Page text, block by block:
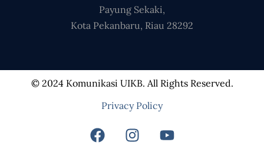
Payung Sekaki,
Kota Pekanbaru, Riau 28292
© 2024 Komunikasi UIKB. All Rights Reserved.
Privacy Policy